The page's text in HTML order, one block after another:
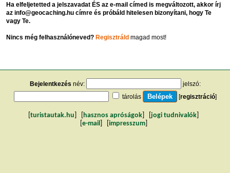
Ha elfeljetetted a jelszavadat ÉS az e-mail címed is megváltozott, akkor írj
az info@geocaching.hu címre és próbáld hitelesen bizonyítani, hogy Te
vagy Te.
Nincs még felhasználóneved? Regisztráldmagad most!
Bejelentkezés név:
jelszó:
tárolás
[regisztráció]
turistautak.hu hasznos apróságok jogi tudnivalók
e-mail impresszum]